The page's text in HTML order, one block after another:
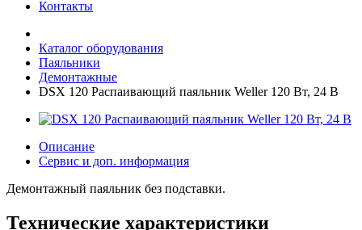
Контакты
Каталог оборудования
Паяльники
Демонтажные
DSX 120 Распаивающий паяльник Weller 120 Вт, 24 В
Описание
Сервис и доп. информация
Демонтажный паяльник без подставки.
Технические характеристики